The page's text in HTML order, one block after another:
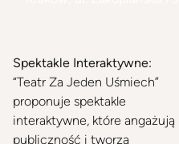
Spektakle Interaktywne:
“Teatr Za Jeden Uśmiech”
proponuje spektakle
interaktywne, które angażują
publiczność i tworzą